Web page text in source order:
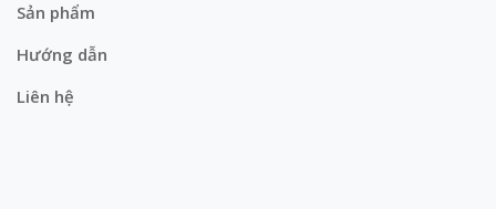
Sản phẩm
Hướng dẫn
Liên hệ